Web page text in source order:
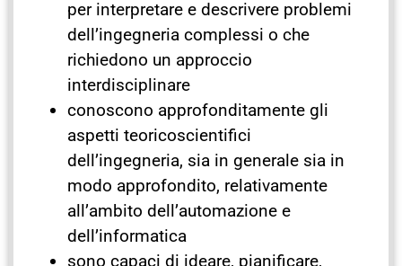
per interpretare e descrivere problemi
dell’ingegneria complessi o che
richiedono un approccio
interdisciplinare
conoscono approfonditamente gli
aspetti teoricoscientifici
dell’ingegneria, sia in generale sia in
modo approfondito, relativamente
all’ambito dell’automazione e
dell’informatica
sono capaci di ideare, pianificare,